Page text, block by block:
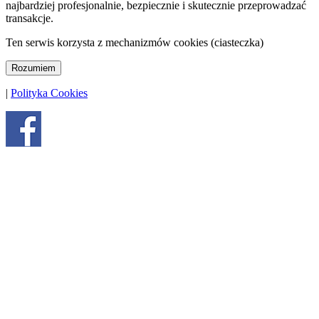
najbardziej profesjonalnie, bezpiecznie i skutecznie przeprowadzać
transakcje.
Ten serwis korzysta z mechanizmów cookies (ciasteczka)
Rozumiem
| Polityka Cookies